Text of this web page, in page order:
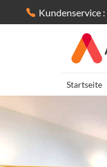
Kundenservice :
Startseite